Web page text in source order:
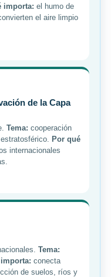
importa: el humo de
el aire limpio
de la Capa
Tema: cooperación
Por qué
internacionales
Tema:
conecta
de suelos, ríos y